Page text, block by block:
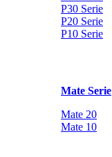
P30 Serie
P20 Serie
P10 Serie
Mate Serie
Mate 20
Mate 10